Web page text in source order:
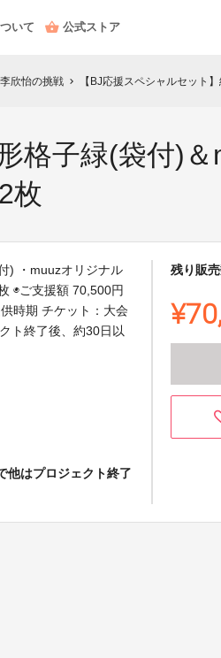
いて 公式ストア
欣怡の挑戦 chevron_right 【BJ応援スペシャルセット】紳士傘正方形格子
格子緑(袋付)
枚
) ・muuzオリジナル
◉ご支援額 70,500円
時期 チケット：大会
ト終了後、約30日以
他はプロジェクト終了
残り販